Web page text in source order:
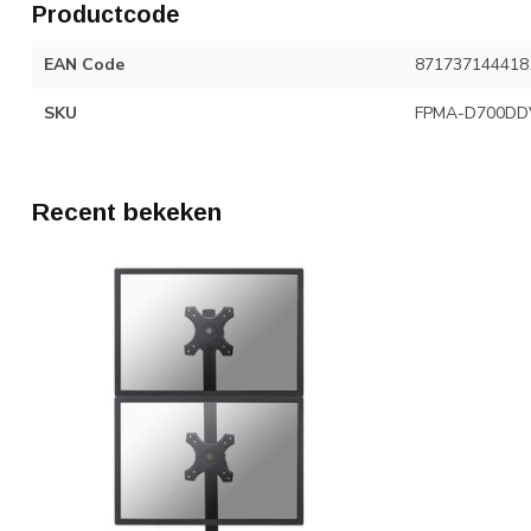
Productcode
EAN Code
SKU FPMA-
Recent bekeken